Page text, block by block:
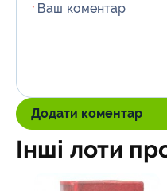
* Ваш коментар
Додати коментар
Інші лоти